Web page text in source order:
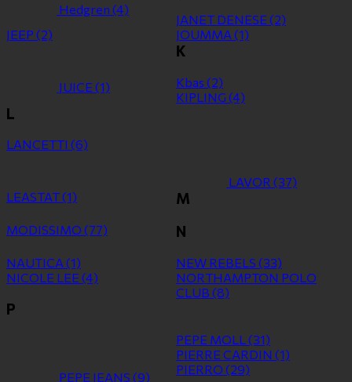
Hedgren (4)
JANET DENESE (2)
JEEP (2) JOUMMA (1)
JUICE (1)
K
Kbas (2)
KIPLING (4)
L
LANCETTI (6)
LAVOR (37)
LEASTAT(1) M
MODISSIMO (77) N
NAUTICA (1) NEW REBELS (33)
NICOLE LEE (4)
NORTHAMPTON POLO
CLUB (8)
P
PEPE JEANS (9)
PEPE MOLL(31)
PIERRE CARDIN (1)
PIERRO (29)